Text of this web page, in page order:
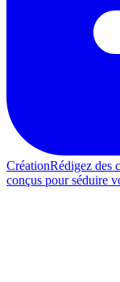
CréationRédigez des
conçus pour séduire